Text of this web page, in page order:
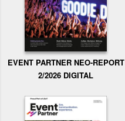
EVENT PARTNER NEO-REPORT
2/2026 DIGITAL